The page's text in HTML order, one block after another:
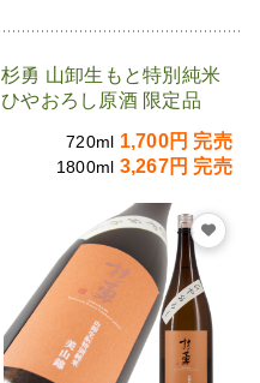
杉勇 山卸生もと特別純米
ひやおろし原酒 限定品
720ml 1,700円 完売
1800ml 3,267円 完売